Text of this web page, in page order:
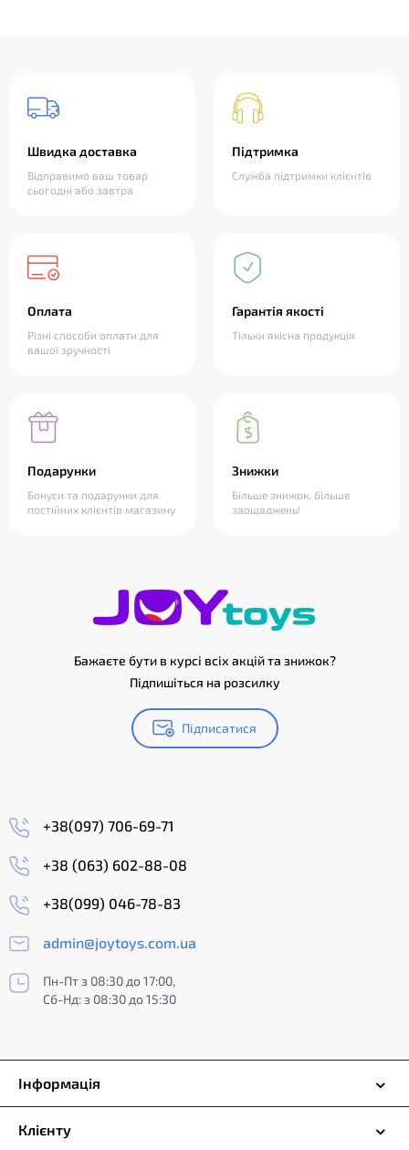
Швидка доставка
Відправимо ваш товар
сьогодні або завтра
Підтримка
Служба підтримки клієнтів
Оплата
Різні способи оплати для
вашої зручності
Гарантія якості
Тільки якісна продукція
Подарунки
Бонуси та подарунки для
постійних клієнтів магазину
Знижки
Більше знижок, більше
заощаджень!
Бажаєте бути в курсі всіх акцій та знижок?
Підпишіться на розсилку
Підписатися
+38(097) 706-69-71
+38 (063) 602-88-08
+38(099) 046-78-83
admin@joytoys.com.ua
Пн-Пт з 08:30 до 17:00,
Сб-Нд: з 08:30 до 15:30
Інформація
Клієнту